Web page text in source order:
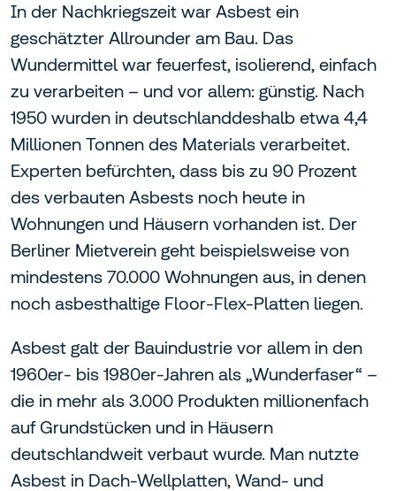
In der Nachkriegszeit war Asbest ein
geschätzter Allrounder am Bau. Das
Wundermittel war feuerfest, isolierend, einfach
zu verarbeiten – und vor allem: günstig. Nach
1950 wurden in deutschlanddeshalb etwa 4,4
Millionen Tonnen des Materials verarbeitet.
Experten befürchten, dass bis zu 90 Prozent
des verbauten Asbests noch heute in
Wohnungen und Häusern vorhanden ist. Der
Berliner Mietverein geht beispielsweise von
mindestens 70.000 Wohnungen aus, in denen
noch asbesthaltige Floor-Flex-Platten liegen.
Asbest galt der Bauindustrie vor allem in den
1960er- bis 1980er-Jahren als „Wunderfaser“ –
die in mehr als 3.000 Produkten millionenfach
auf Grundstücken und in Häusern
deutschlandweit verbaut wurde. Man nutzte
Asbest in Dach-Wellplatten, Wand- und